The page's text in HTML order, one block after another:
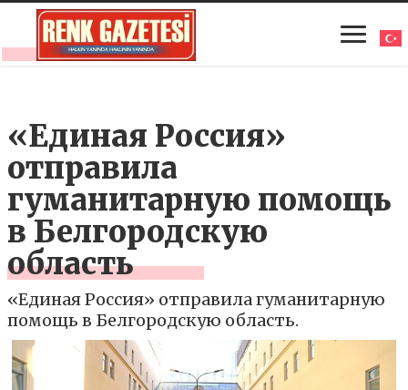
«Единая Россия»
отправила
гуманитарную помощь
в Белгородскую
область
«Единая Россия» отправила гуманитарную
помощь в Белгородскую область.